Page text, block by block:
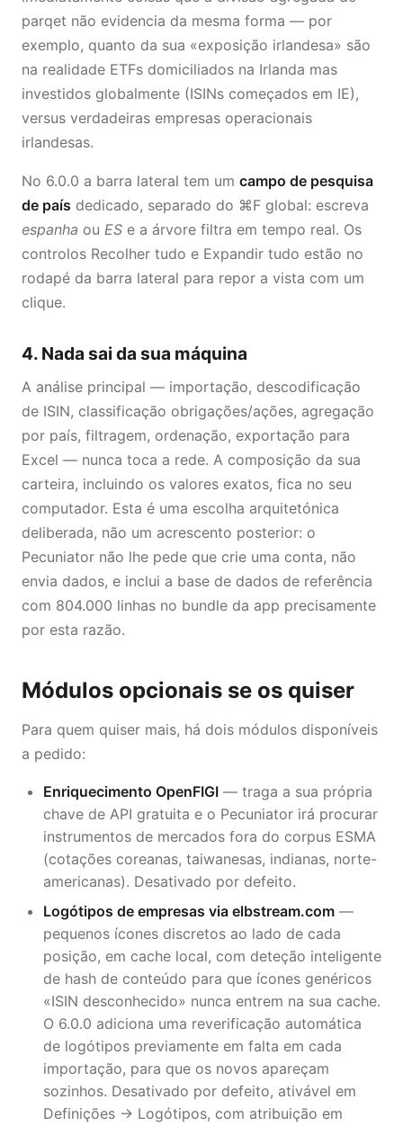
parqet não evidencia da mesma forma — por
exemplo, quanto da sua «exposição irlandesa» são
na realidade ETFs domiciliados na Irlanda mas
investidos globalmente (ISINs começados em IE),
versus verdadeiras empresas operacionais
irlandesas.
No 6.0.0 a barra lateral tem um campo de pesquisa
de país dedicado, separado do ⌘F global: escreva
espanha ou ES e a árvore filtra em tempo real. Os
controlos Recolher tudo e Expandir tudo estão no
rodapé da barra lateral para repor a vista com um
clique.
4. Nada sai da sua máquina
A análise principal — importação, descodificação
de ISIN, classificação obrigações/ações, agregação
por país, filtragem, ordenação, exportação para
Excel — nunca toca a rede. A composição da sua
carteira, incluindo os valores exatos, fica no seu
computador. Esta é uma escolha arquitetónica
deliberada, não um acrescento posterior: o
Pecuniator não lhe pede que crie uma conta, não
envia dados, e inclui a base de dados de referência
com 804.000 linhas no bundle da app precisamente
por esta razão.
Módulos opcionais se os quiser
Para quem quiser mais, há dois módulos disponíveis
a pedido:
Enriquecimento OpenFIGI — traga a sua própria
chave de API gratuita e o Pecuniator irá procurar
instrumentos de mercados fora do corpus ESMA
(cotações coreanas, taiwanesas, indianas, norte-
americanas). Desativado por defeito.
Logótipos de empresas via elbstream.com —
pequenos ícones discretos ao lado de cada
posição, em cache local, com deteção inteligente
de hash de conteúdo para que ícones genéricos
«ISIN desconhecido» nunca entrem na sua cache.
O 6.0.0 adiciona uma reverificação automática
de logótipos previamente em falta em cada
importação, para que os novos apareçam
sozinhos. Desativado por defeito, ativável em
Definições → Logótipos, com atribuição em